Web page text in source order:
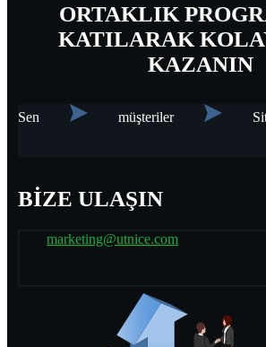
ORTAKLIK
KATILARAK
KAZANIN
Sen müşteriler
BİZE ULAŞIN
marketing@utnice.com